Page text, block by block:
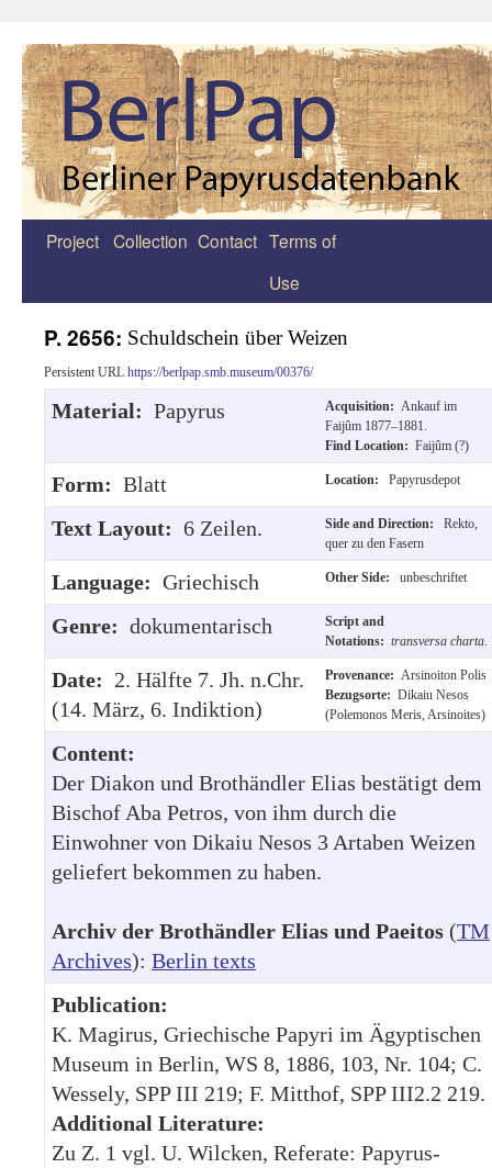
Zum
Project Collection Contact Terms of
Use
P. 2656: Schuldschein über Weizen
Persistent URL https://berlpap.smb.museum/00376/
Material: Papyrus Acquisition: Ankauf im
Faijûm 1877–1881.
Find Location: Faijûm (?)
Form: Blatt Location: Papyrusdepot
Text Layout: 6 Zeilen. Side and Direction:
Rekto,
quer zu den Fasern
Language: Griechisch Other Side: unbeschriftet
Genre: dokumentarisch
Script and
Notations: transversa charta
Date: 2. Hälfte 7. Jh. n.Chr.
(14. März, 6. Indiktion)
Provenance: Arsinoiton Polis
Bezugsorte: Dikaiu Nesos
(Polemonos Meris, Arsinoites)
Content:
Der Diakon und Brothändler Elias bestätigt dem
Bischof Aba Petros, von ihm durch die
Einwohner von Dikaiu Nesos 3 Artaben Weizen
geliefert bekommen zu haben.
Archiv der Brothändler Elias und Paeitos (TM
Archives): Berlin texts
Publication:
K. Magirus, Griechische Papyri im Ägyptischen
Museum in Berlin, WS 8, 1886, 103, Nr. 104; C.
Wessely, SPP III 219; F. Mitthof, SPP III2.2 219.
Additional Literature:
Zu Z. 1 vgl. U. Wilcken, Referate: Papyrus-